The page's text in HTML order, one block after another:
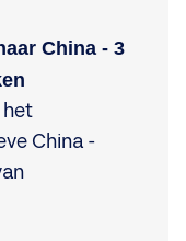
China - 3
het
China -